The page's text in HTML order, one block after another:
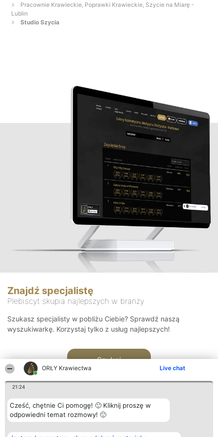
ORŁY Krawiectwa Live chat
21:24
Cześć, chętnie Ci pomogę! 🙂 Kliknij proszę w
odpowiedni temat rozmowy! 🙂
Pracownie Krawieckie, Poprawki Krawieckie, Szycie na Miarę -
Lublin
Studio Szycia
Znajdź specjalistę
Plebiscyt skupia najlepszych w branży
Szukasz specjalisty w pobliżu Ciebie? Sprawdź naszą
wyszukiwarkę. Korzystaj tylko z usług najlepszych!
Szukaj
Organizator plebiscytu Plebiscyt Kontakt